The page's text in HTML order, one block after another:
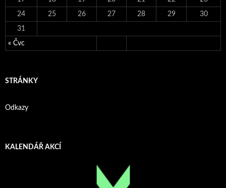
« Čvc
24 25 26 27 28 29 30
31
STRÁNKY
Odkazy
KALENDÁŘ AKCÍ